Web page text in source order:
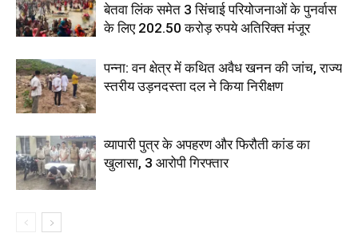
बेतवा लिंक समेत 3 सिंचाई परियोजनाओं के पुनर्वास
के लिए 202.50 करोड़ रुपये अतिरिक्त मंजूर
पन्ना: वन क्षेत्र में कथित अवैध खनन की जांच, राज्य
स्तरीय उड़नदस्ता दल ने किया निरीक्षण
व्यापारी पुत्र के अपहरण और फिरौती कांड का
खुलासा, 3 आरोपी गिरफ्तार